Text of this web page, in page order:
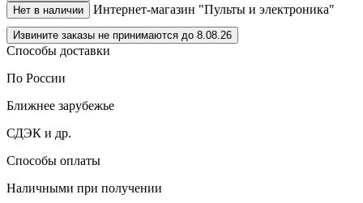
Нет в наличии
Интернет-магазин "Пульты и электроника"
Извините заказы не принимаются до 8.08.26
Способы доставки
По России
Ближнее зарубежье
СДЭК и др.
Способы оплаты
Наличными при получении